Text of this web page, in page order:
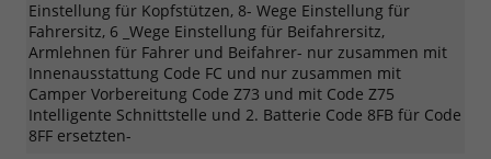
Einstellung für Kopfstützen, 8- Wege Einstellung für
Fahrersitz, 6 _Wege Einstellung für Beifahrersitz,
Armlehnen für Fahrer und Beifahrer- nur zusammen mit
Innenausstattung Code FC und nur zusammen mit
Camper Vorbereitung Code Z73 und mit Code Z75
Intelligente Schnittstelle und 2. Batterie Code 8FB für Code
8FF ersetzten-